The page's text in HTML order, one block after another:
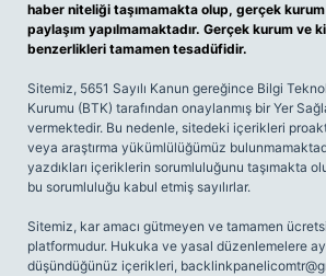
haber niteliği taşımamakta olup, gerçek
paylaşım yapılmamaktadır. Gerçek kurum ve
benzerlikleri tamamen tesadüfidir.
Sitemiz, 5651 Sayılı Kanun gereğince Bilgi
Kurumu (BTK) tarafından onaylanmış bir Yer
vermektedir. Bu nedenle, sitedeki içerikleri
veya araştırma yükümlülüğümüz
yazdıkları içeriklerin sorumluluğunu taşımakta
bu sorumluluğu kabul etmiş sayılırlar.
Sitemiz, kar amacı gütmeyen ve tamamen
platformudur. Hukuka ve yasal düzenlemelere
düşündüğünüz içerikleri,